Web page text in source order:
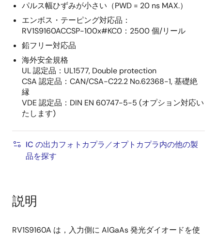
パルス幅ひずみが小さい（PWD = 20 ns MAX.）
エンボス・テーピング対応品：
RV1S9160ACCSP-100x#KC0：2500 個/リール
鉛フリー対応品
海外安全規格
UL 認定品：UL1577, Double protection
CSA 認定品：CAN/CSA-C22.2 No.62368-1, 基礎絶
縁
VDE 認定品：DIN EN 60747-5-5 (オプション対応い
たします)
IC の出力フォトカプラ／オプトカプラ内の他の製
品を探す
説明
RV1S9160A は，入力側に AlGaAs 発光ダイオードを使